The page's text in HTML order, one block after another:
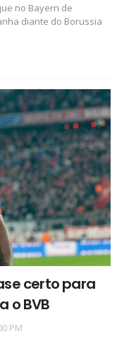
no Bayern de
diante do Borussia
certo para
o BVB
PM